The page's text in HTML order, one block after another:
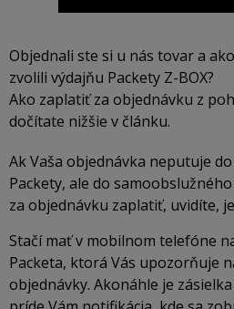
Objednali ste si u nás tovar a
zvolili výdajňu Packety Z-BOX?
Ako zaplatiť za objednávku z
dočítate nižšie v článku.
Ak Vaša objednávka neputuje
Packety, ale do
za objednávku zaplatiť, uvidíte,
Stačí mať v mobilnom telefóne
Packeta, ktorá Vás upozorňuje
objednávky. Akonáhle je